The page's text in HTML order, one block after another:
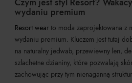
wydaniu premium
Resort wear to moda zaprojektowana z
wydaniu premium. Kluczem jest tutaj
na naturalny jedwab, przewiewny len,
szlachetne dzianiny, które pozwalają
zachowując przy tym nienaganną